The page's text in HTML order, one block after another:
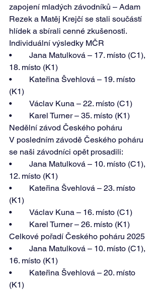
zapojení mladých závodníků – Adam
Rezek a Matěj Krejčí se stali součástí
hlídek a sbírali cenné zkušenosti.
Individuální výsledky MČR
•	Jana Matulková – 17. místo (C1),
18. místo (K1)
•	Kateřina Švehlová – 19. místo
(K1)
•	Václav Kuna – 22. místo (C1)
•	Karel Turner – 35. místo (K1)
Nedělní závod Českého poháru
V posledním závodě Českého poháru
se naši závodníci opět prosadili:
•	Jana Matulková – 10. místo (C1),
12. místo (K1)
•	Kateřina Švehlová – 23. místo
(K1)
•	Václav Kuna – 16. místo (C1)
•	Karel Turner – 26. místo (K1)
Celkové pořadí Českého poháru 2025
•	Jana Matulková – 10. místo (C1),
16. místo (K1)
•	Kateřina Švehlová – 20. místo
(K1)